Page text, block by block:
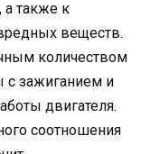
а также к
веществ.
количеством
с зажиганием и
двигателя.
соотношения